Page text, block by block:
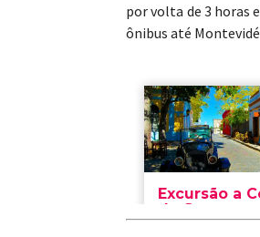
por volta de 3 horas
ônibus até